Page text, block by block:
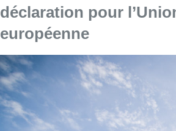
déclaration pour
européenne